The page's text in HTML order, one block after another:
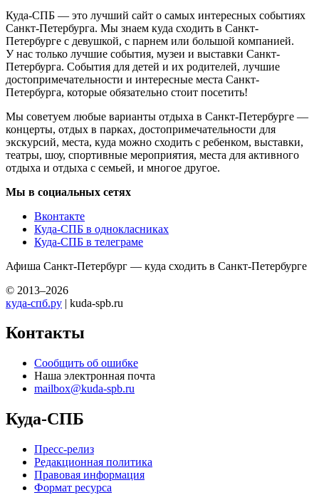
Куда-СПБ — это лучший сайт о самых интересных событиях
Санкт-Петербурга. Мы знаем куда сходить в Санкт-
Петербурге с девушкой, с парнем или большой компанией.
У нас только лучшие события, музеи и выставки Санкт-
Петербурга. События для детей и их родителей, лучшие
достопримечательности и интересные места Санкт-
Петербурга, которые обязательно стоит посетить!
Мы советуем любые варианты отдыха в Санкт-Петербурге —
концерты, отдых в парках, достопримечательности для
экскурсий, места, куда можно сходить с ребенком, выставки,
театры, шоу, спортивные мероприятия, места для активного
отдыха и отдыха с семьей, и многое другое.
Мы в социальных сетях
Вконтакте
Куда-СПБ в однокласниках
Куда-СПБ в телеграме
Афиша Санкт-Петербург — куда сходить в Санкт-Петербурге
© 2013–2026
куда-спб.ру | kuda-spb.ru
Контакты
Сообщить об ошибке
Наша электронная почта
mailbox@kuda-spb.ru
Куда-СПБ
Пресс-релиз
Редакционная политика
Правовая информация
Формат ресурса